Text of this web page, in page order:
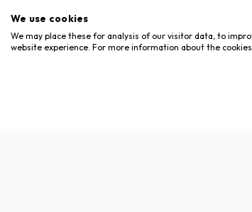
We use cookies
We may place these for analysis of our visitor data, to
website experience. For more information about the